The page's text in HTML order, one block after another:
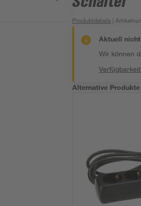
Produktdetails |
Aktuell
Wir können
Alternative Produkte